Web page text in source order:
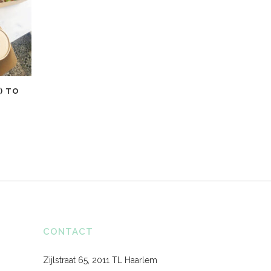
TO
CONTACT
Zijlstraat 65, 2011 TL Haarlem